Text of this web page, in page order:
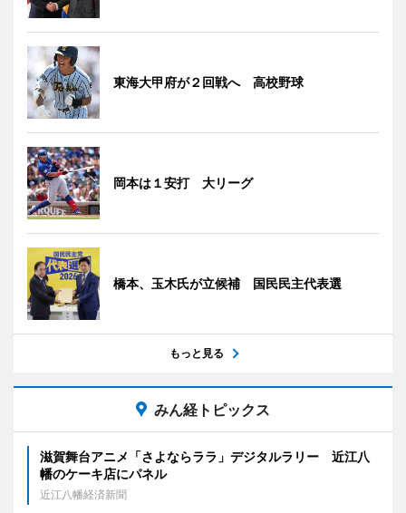
東海大甲府が２回戦へ 高校野球
岡本は１安打 大リーグ
橋本、玉木氏が立候補 国民民主代表選
もっと見る
みん経トピックス
滋賀舞台アニメ「さよならララ」デジタルラリー 近江八
幡のケーキ店にパネル
近江八幡経済新聞